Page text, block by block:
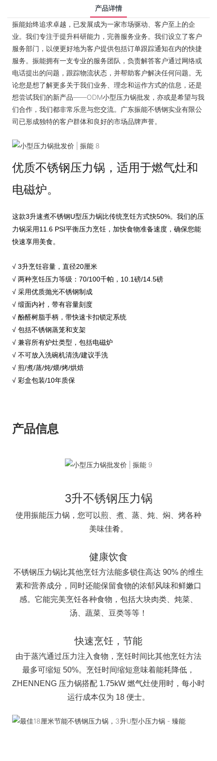
产品详情
振能始终追求卓越，已发展成为一家市场驱动、客户至上的企
业。我们专注于提升科研能力，完善服务业务。我们设立了客户
服务部门，以便更好地为客户提供包括订单跟踪通知在内的快捷
服务。振能拥有一支专业的服务团队，负责解答客户通过网络或
电话提出的问题，跟踪物流状态，并帮助客户解决任何问题。无
论您是想了解更多关于我们业务、理念和运作方式的信息，还是
想尝试我们的新产品——ODM小型压力锅批发，亦或是希望与我
们合作，我们都非常乐意与您交流。广东振能不锈钢实业有限公
司已形成独特的客户群体和良好的市场品牌声誉。
优质不锈钢压力锅，适用于燃气灶和
电磁炉。
这款3升速煮不锈钢U型压力锅比传统烹饪方式快50%。我们的压
力锅采用11.6 PSI平衡压力烹饪，加快食物准备速度，确保您能
快速享用美食。
√ 3升烹饪容量，直径20厘米
√ 两种烹饪压力等级：70/100千帕，10.1磅/14.5磅
√ 采用优质抛光不锈钢制成
√ 缎面内衬，带有容量刻度
√ 酚醛树脂手柄，带快速卡扣锁定系统
√ 包括不锈钢蒸笼和支架
√ 兼容所有炉灶类型，包括电磁炉
√ 不可放入洗碗机清洗/建议手洗
√ 煎/煮/蒸/炖/煨/烤/烘焙
√ 彩盒包装/10年质保
产品信息
3升不锈钢压力锅
使用振能压力锅，您可以煎、煮、蒸、炖、焖、烤各种
美味佳肴。
健康饮食
不锈钢压力锅比其他烹饪方法能多锁住高达 90% 的维生
素和营养成分，同时还能保留食物的浓郁风味和鲜嫩口
感。它能完美烹饪各种食物，包括大块肉类、炖菜、
汤、蔬菜、豆类等等！
快速烹饪，节能
由于蒸汽通过压力注入食物，烹饪时间比其他烹饪方法
最多可缩短 50%。烹饪时间缩短意味着能耗降低，
ZHENNENG 压力锅搭配 1.75kW 燃气灶使用时，每小时
运行成本仅为 18 便士。